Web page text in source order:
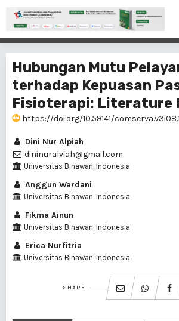
Hubungan Mutu
terhadap Kepuasan
Fisioterapi: Literature
https://doi.org/10.59141/
Dini Nur Alpiah
dininuralviah@gmail.com
Universitas Binawan, Indonesia
Anggun Wardani
Universitas Binawan, Indonesia
Fikma Ainun
Universitas Binawan, Indonesia
Erica Nurfitria
Universitas Binawan, Indonesia
SHARE